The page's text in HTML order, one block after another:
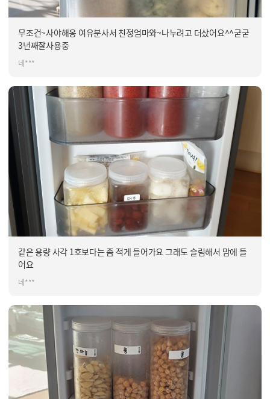
무조건~사야해옹 여유분사서 친정엄마와~나누려고 더샀어요^^굳굳
3년째잘사용중
네***
같은 용량 사각 1호보다는 좀 적게 들어가요 그래도 슬림해서 맘에 들
어요
네***